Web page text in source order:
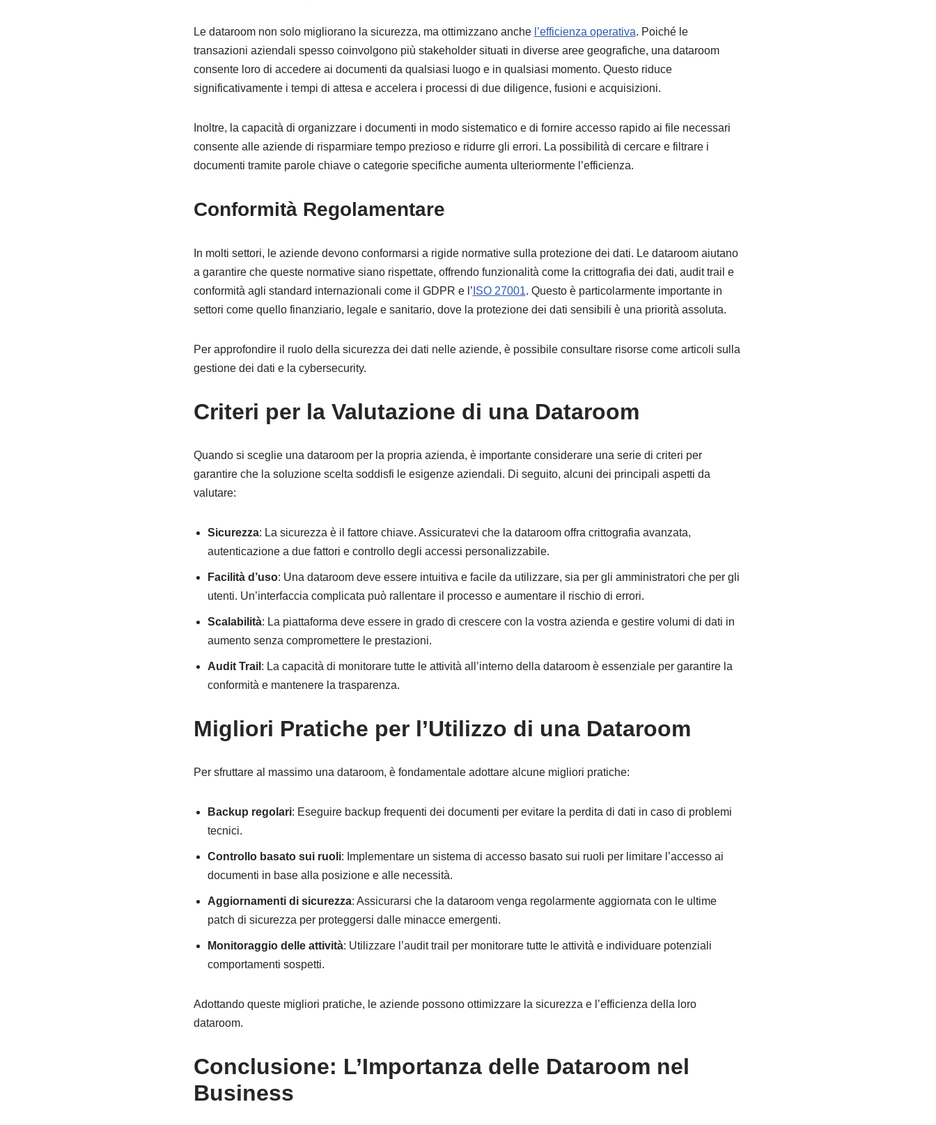
Le dataroom non solo migliorano la sicurezza, ma ottimizzano anche l’efficienza operativa. Poiché le
transazioni aziendali spesso coinvolgono più stakeholder situati in diverse aree geografiche, una dataroom
consente loro di accedere ai documenti da qualsiasi luogo e in qualsiasi momento. Questo riduce
significativamente i tempi di attesa e accelera i processi di due diligence, fusioni e acquisizioni.
Inoltre, la capacità di organizzare i documenti in modo sistematico e di fornire accesso rapido ai file necessari
consente alle aziende di risparmiare tempo prezioso e ridurre gli errori. La possibilità di cercare e filtrare i
documenti tramite parole chiave o categorie specifiche aumenta ulteriormente l’efficienza.
Conformità Regolamentare
In molti settori, le aziende devono conformarsi a rigide normative sulla protezione dei dati. Le dataroom aiutano
a garantire che queste normative siano rispettate, offrendo funzionalità come la crittografia dei dati, audit trail e
conformità agli standard internazionali come il GDPR e l’ ISO 27001. Questo è particolarmente importante in
settori come quello finanziario, legale e sanitario, dove la protezione dei dati sensibili è una priorità assoluta.
Per approfondire il ruolo della sicurezza dei dati nelle aziende, è possibile consultare risorse come articoli sulla
gestione dei dati e la cybersecurity.
Criteri per la Valutazione di una Dataroom
Quando si sceglie una dataroom per la propria azienda, è importante considerare una serie di criteri per
garantire che la soluzione scelta soddisfi le esigenze aziendali. Di seguito, alcuni dei principali aspetti da
valutare:
Sicurezza: La sicurezza è il fattore chiave. Assicuratevi che la dataroom offra crittografia avanzata,
autenticazione a due fattori e controllo degli accessi personalizzabile.
Facilità d’uso: Una dataroom deve essere intuitiva e facile da utilizzare, sia per gli amministratori che per gli
utenti. Un’interfaccia complicata può rallentare il processo e aumentare il rischio di errori.
Scalabilità: La piattaforma deve essere in grado di crescere con la vostra azienda e gestire volumi di dati in
aumento senza compromettere le prestazioni.
Audit Trail : La capacità di monitorare tutte le attività all’interno della dataroom è essenziale per garantire la
conformità e mantenere la trasparenza.
Migliori Pratiche per l’Utilizzo di una Dataroom
Per sfruttare al massimo una dataroom, è fondamentale adottare alcune migliori pratiche:
Backup regolari: Eseguire backup frequenti dei documenti per evitare la perdita di dati in caso di problemi
tecnici.
Controllo basato sui ruoli: Implementare un sistema di accesso basato sui ruoli per limitare l’accesso ai
documenti in base alla posizione e alle necessità.
Aggiornamenti di sicurezza: Assicurarsi che la dataroom venga regolarmente aggiornata con le ultime
patch di sicurezza per proteggersi dalle minacce emergenti.
Monitoraggio delle attività: Utilizzare l’audit trail per monitorare tutte le attività e individuare potenziali
comportamenti sospetti.
Adottando queste migliori pratiche, le aziende possono ottimizzare la sicurezza e l’efficienza della loro
dataroom.
Conclusione: L’Importanza delle Dataroom nel
Business